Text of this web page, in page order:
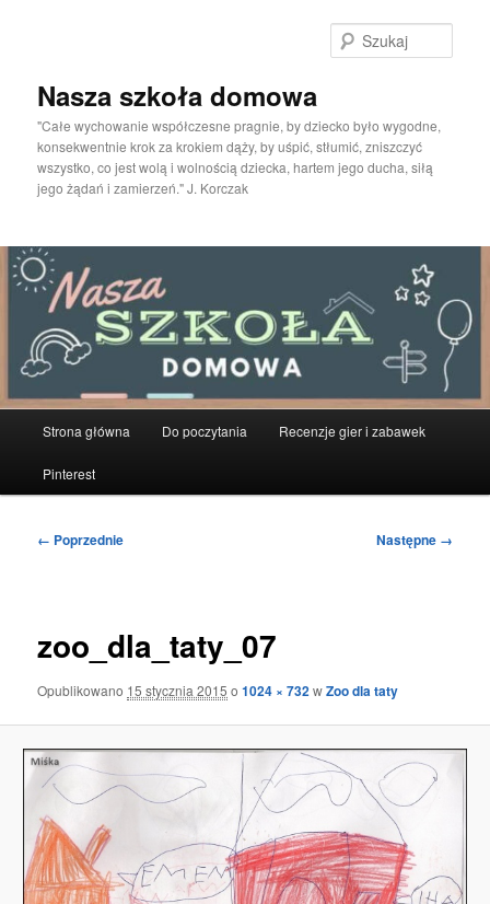
Nasza szkoła domowa
"Całe wychowanie współczesne pragnie, by dziecko było wygodne,
konsekwentnie krok za krokiem dąży, by uśpić, stłumić, zniszczyć
wszystko, co jest wolą i wolnością dziecka, hartem jego ducha, siłą
jego żądań i zamierzeń." J. Korczak
Strona główna Do poczytania Recenzje gier i zabawek
Pinterest
Nawigacja
← Poprzednie Następne →
zoo_dla_taty_07
Opublikowano 15 stycznia 2015 o1024 × 732wZoo dla taty